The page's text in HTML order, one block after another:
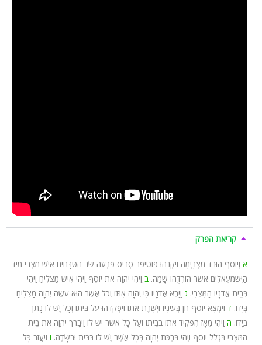
קריאת הפרק
א וְיוֹסֵף הוּרַד מִצְרָיְמָה וַיִּקְנֵהוּ פּוֹטִיפַר סְרִיס פַּרְעֹה שַׂר הַטַּבָּחִים אִישׁ מִצְרִי מִיַּד
הַיִּשְׁמְעֵאלִים אֲשֶׁר הוֹרִדֻהוּ שָׁמָּה. ב וַיְהִי יְהוָה אֶת יוֹסֵף וַיְהִי אִישׁ מַצְלִיחַ וַיְהִי
בְּבֵית אֲדֹנָיו הַמִּצְרִי. ג וַיַּרְא אֲדֹנָיו כִּי יְהוָה אִתּוֹ וְכֹל אֲשֶׁר הוּא עֹשֶׂה יְהוָה מַצְלִיחַ
בְּיָדוֹ. ד וַיִּמְצָא יוֹסֵף חֵן בְּעֵינָיו וַיְשָׁרֶת אֹתוֹ וַיַּפְקִדֵהוּ עַל בֵּיתוֹ וְכָל יֶשׁ לוֹ נָתַן
בְּיָדוֹ. ה וַיְהִי מֵאָז הִפְקִיד אֹתוֹ בְּבֵיתוֹ וְעַל כָּל אֲשֶׁר יֶשׁ לוֹ וַיְבָרֶךְ יְהוָה אֶת בֵּית
הַמִּצְרִי בִּגְלַל יוֹסֵף וַיְהִי בִּרְכַּת יְהוָה בְּכָל אֲשֶׁר יֶשׁ לוֹ בַּבַּיִת וּבַשָּׂדֶה. ו וַיַּעֲזֹב כָּל